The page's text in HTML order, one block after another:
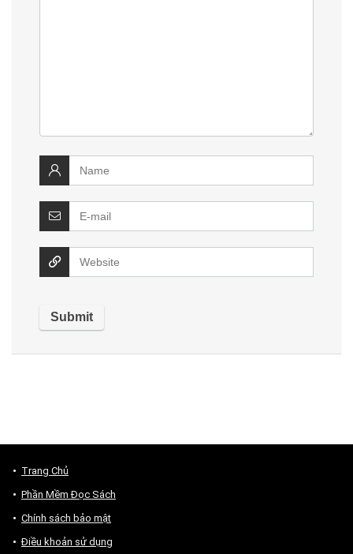
Trang Chủ
Phần Mềm Đọc Sách
Chính sách bảo mật
Điều khoản sử dụng